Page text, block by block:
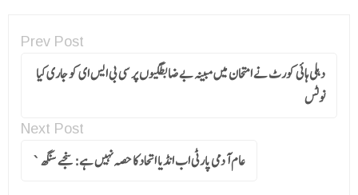
Prev Post
دہلی ہائی کورٹ نے امتحان میں مبینہ بے ضابطگیوں پر سی بی ایس ای کو جاری کیا
نوٹس
Next Post
عام آدمی پارٹی اب انڈیا اتحاد کا حصہ نہیں ہے: سنجے سنگھ`